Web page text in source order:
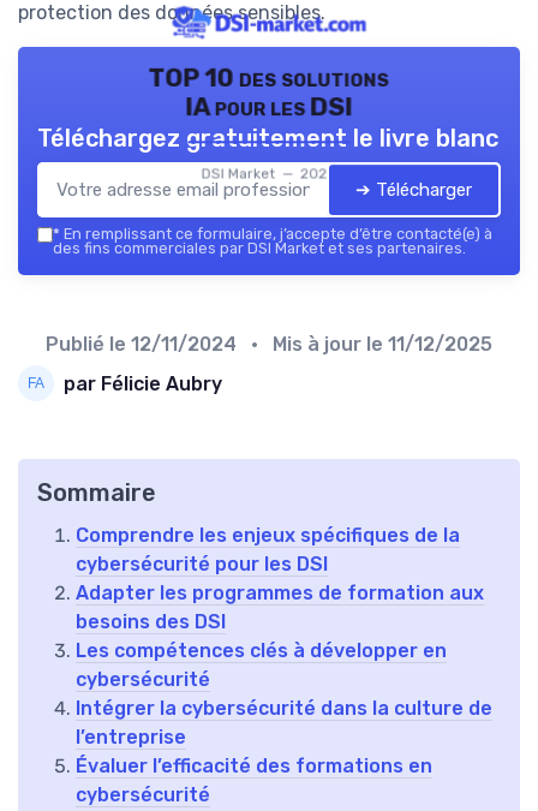
protection des données sensibles.
TOP 10 des solutions
IA pour les DSI
DSI Market — 2026
Téléchargez gratuitement le livre blanc
➔ Télécharger
* En remplissant ce formulaire, j’accepte d’être contacté(e) à
des fins commerciales par DSI Market et ses partenaires.
Publié le 12/11/2024 • Mis à jour le 11/12/2025
par Félicie Aubry
Sommaire
Comprendre les enjeux spécifiques de la
cybersécurité pour les DSI
Adapter les programmes de formation aux
besoins des DSI
Les compétences clés à développer en
cybersécurité
Intégrer la cybersécurité dans la culture de
l’entreprise
Évaluer l’efficacité des formations en
cybersécurité